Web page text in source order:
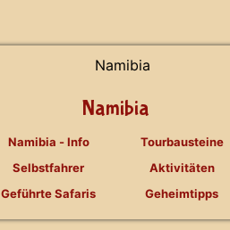
Namibia
Namibia - Info
Selbstfahrer
Geführte Safaris
Tourbausteine
Aktivitäten
Geheimtipps